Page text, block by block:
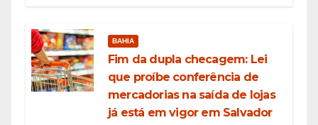
BAHIA
Fim da dupla checagem: Lei
que proíbe conferência de
mercadorias na saída de lojas
já está em vigor em Salvador